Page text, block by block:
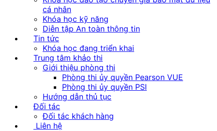
cá nhân
Khóa học kỹ năng
Diễn tập An toàn thông tin
Tin tức
Khóa học đang triển khai
Trung tâm khảo thi
Giới thiệu phòng thi
Phòng thi ủy quyền Pearson VUE
Phòng thi ủy quyền PSI
Hướng dẫn thủ tục
Đối tác
Đối tác khách hàng
Liên hệ